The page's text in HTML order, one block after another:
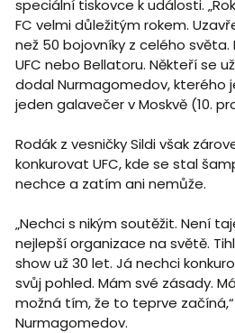
speciální tiskovce k události.
FC velmi důležitým rokem.
než 50 bojovníky z celého světa.
UFC nebo Bellatoru. Někteří se
dodal Nurmagomedov, kterého
jeden galavečer v Moskvě (10.
Rodák z vesničky Sildi však
konkurovat UFC, kde se stal
nechce a zatím ani nemůže.
„Nechci s nikým soutěžit. Není
nejlepší organizace na světě.
show už 30 let. Já nechci
svůj pohled. Mám své zásady.
možná tím, že to teprve
Nurmagomedov.